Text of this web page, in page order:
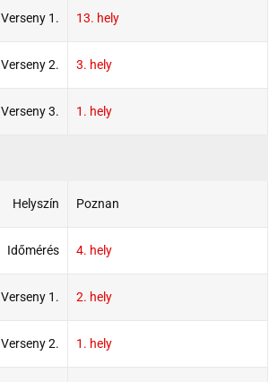
Verseny 1. 13. hely
Verseny 2. 3. hely
Verseny 3. 1. hely
Helyszín Poznan
Időmérés 4. hely
Verseny 1. 2. hely
Verseny 2. 1. hely